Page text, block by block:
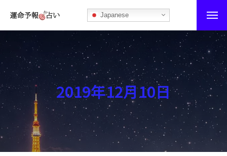
Japanese
運命予報占い
運命予報占いとは
あなたの所属部屋を探そう！
最恐の相性占い
秘伝公開！吉凶カレンダー
2019年12月10日